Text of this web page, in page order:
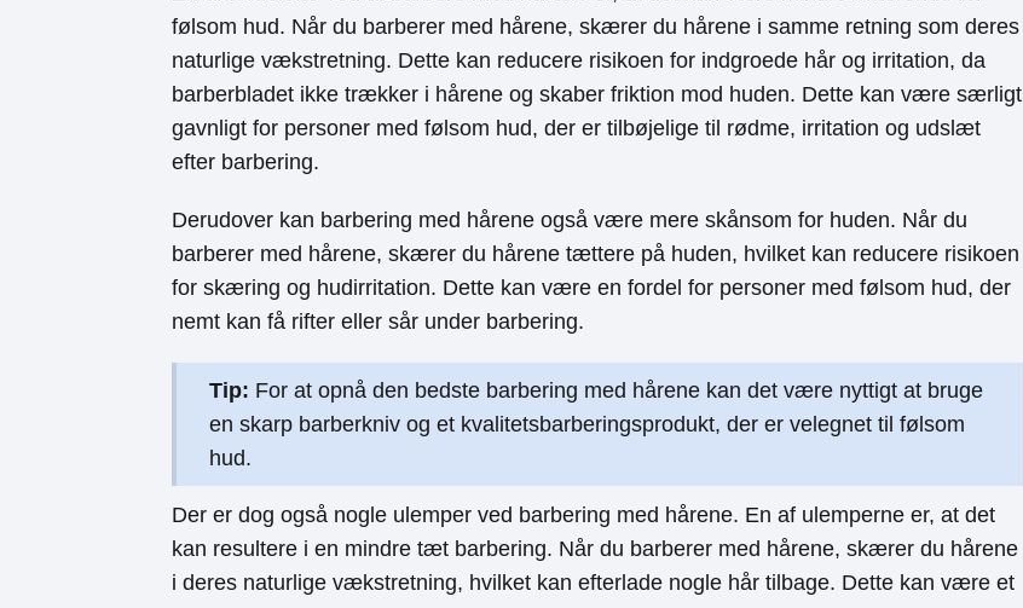
følsom hud. Når du barberer med hårene, skærer du hårene i samme retning som deres
naturlige vækstretning. Dette kan reducere risikoen for indgroede hår og irritation, da
barberbladet ikke trækker i hårene og skaber friktion mod huden. Dette kan være særligt
gavnligt for personer med følsom hud, der er tilbøjelige til rødme, irritation og udslæt
efter barbering.
Derudover kan barbering med hårene også være mere skånsom for huden. Når du
barberer med hårene, skærer du hårene tættere på huden, hvilket kan reducere risikoen
for skæring og hudirritation. Dette kan være en fordel for personer med følsom hud, der
nemt kan få rifter eller sår under barbering.
Tip: For at opnå den bedste barbering med hårene kan det være nyttigt at bruge
en skarp barberkniv og et kvalitetsbarberingsprodukt, der er velegnet til følsom
hud.
Der er dog også nogle ulemper ved barbering med hårene. En af ulemperne er, at det
kan resultere i en mindre tæt barbering. Når du barberer med hårene, skærer du hårene
i deres naturlige vækstretning, hvilket kan efterlade nogle hår tilbage. Dette kan være et